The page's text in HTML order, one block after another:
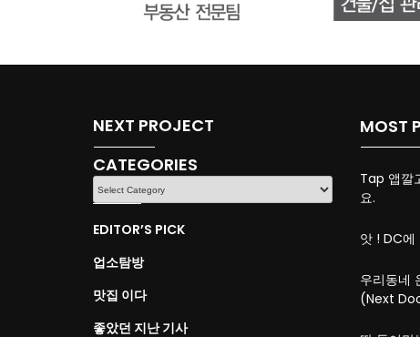
NEXT PROJECT
CATEGORIES
CATEGORIES
EDITOR’S PICK
업소탐방
맛집 이다
좋았던 지난 기사
MOST
Tap 앱깔
요.
앗 ! DC
우리동네
(Next